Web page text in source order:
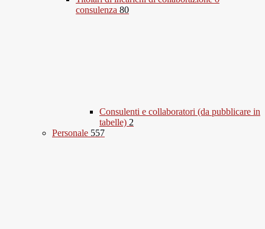
consulenza 80
Consulenti e collaboratori (da pubblicare in
tabelle) 2
Personale 557